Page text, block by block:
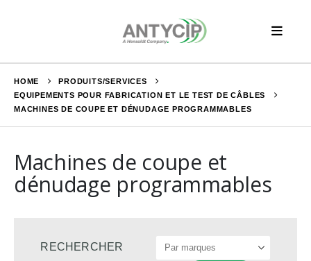
HOME
PRODUITS/SERVICES
EQUIPEMENTS POUR FABRICATION ET LE TEST DE CÂBLES
MACHINES DE COUPE ET DÉNUDAGE PROGRAMMABLES
Machines de coupe et
dénudage programmables
Recherche
RECHERCHER